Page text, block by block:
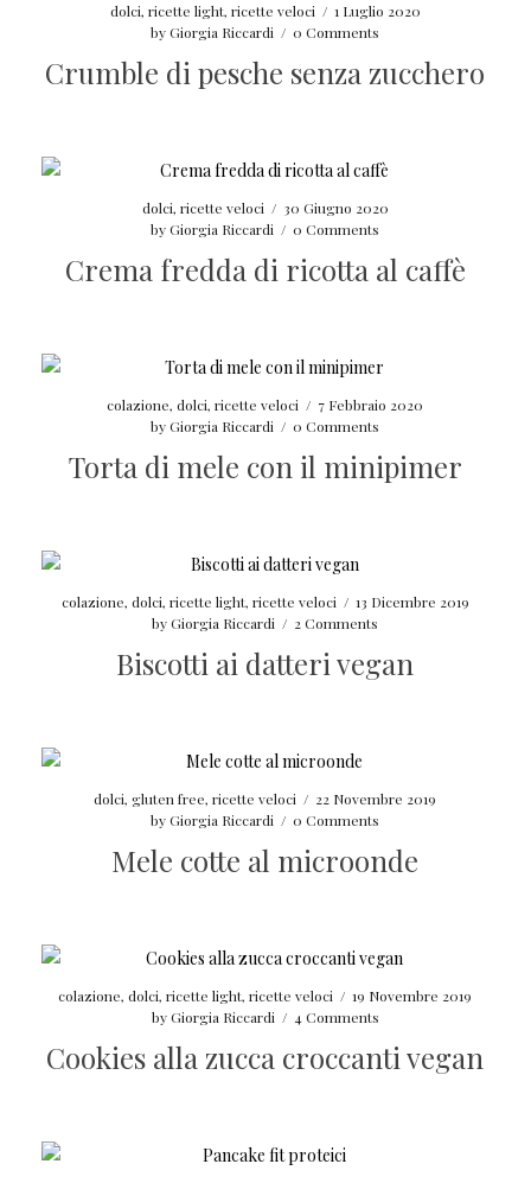
dolci, ricette light, ricette veloci / 1 Luglio 2020
byGiorgia Riccardi / 0 Comments
Crumble di pesche senza zucchero
dolci, ricette veloci / 30 Giugno 2020
byGiorgia Riccardi / 0 Comments
Crema fredda di ricotta al caffè
colazione,dolci,ricette veloci / 7 Febbraio 2020
byGiorgia Riccardi / 0 Comments
Torta di mele con il minipimer
colazione, dolci, ricette light, ricette veloci / 13 Dicembre 2019
byGiorgia Riccardi / 2 Comments
Biscotti ai datteri vegan
dolci,gluten free,ricette veloci / 22 Novembre 2019
byGiorgia Riccardi / 0 Comments
Mele cotte al microonde
colazione,dolci,ricette light,ricette veloci / 19 Novembre 2019
byGiorgia Riccardi / 4 Comments
Cookies alla zucca croccanti vegan